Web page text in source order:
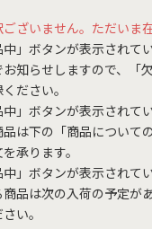
ざいません。ただいま
中」ボタンが表示され
お知らせしますので、「
ださい。
中」ボタンが表示され
品は下の「商品について
承ります。
中」ボタンが表示されて
商品は次の入荷の予定が
い。